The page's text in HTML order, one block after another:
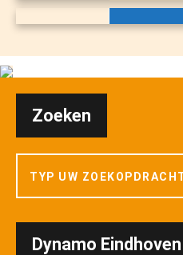
Zoeken
Dynamo Eindhoven